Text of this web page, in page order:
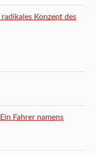
Konzept des
Fahrer namens